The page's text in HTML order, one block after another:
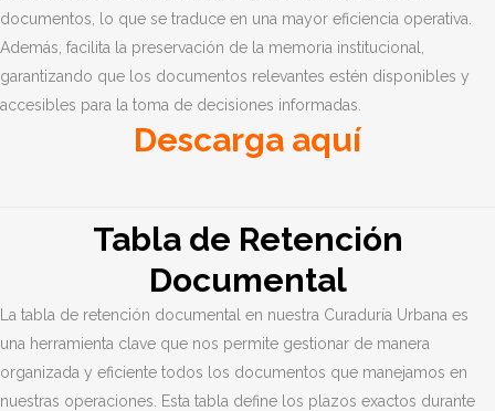
documentos, lo que se traduce en una mayor eficiencia operativa.
Además, facilita la preservación de la memoria institucional,
garantizando que los documentos relevantes estén disponibles y
accesibles para la toma de decisiones informadas.
Descarga aquí
Tabla de Retención
Documental
La tabla de retención documental en nuestra Curaduría Urbana es
una herramienta clave que nos permite gestionar de manera
organizada y eficiente todos los documentos que manejamos en
nuestras operaciones. Esta tabla define los plazos exactos durante